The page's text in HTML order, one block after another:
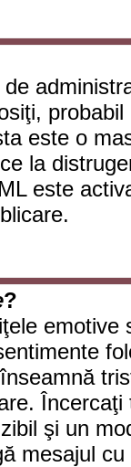
este o
la
este
?
şi un
mesajul cu